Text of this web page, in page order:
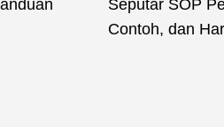
Seputar SOP
Contoh, dan